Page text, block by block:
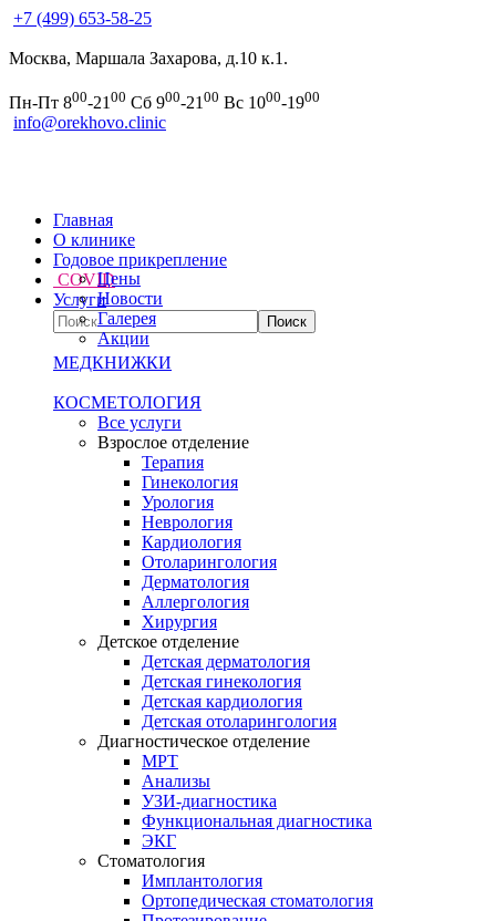
+7 (499) 653-58-25
Москва, Маршала Захарова, д.10 к.1.
Пн-Пт 800-21 00 Сб 900-21 00 Вс 1000-1900
info@orekhovo.clinic
Главная
О клинике
Цены
Новости
Галерея
Акции
Годовое прикрепление
COVID
Услуги
МЕДКНИЖКИ
КОСМЕТОЛОГИЯ
Все услуги
Взрослое отделение
Терапия
Гинекология
Урология
Неврология
Кардиология
Отоларингология
Дерматология
Аллергология
Хирургия
Детское отделение
Детская дерматология
Детская гинекология
Детская кардиология
Детская отоларингология
Диагностическое отделение
МРТ
Анализы
УЗИ-диагностика
Функциональная диагностика
ЭКГ
Стоматология
Имплантология
Ортопедическая стоматология